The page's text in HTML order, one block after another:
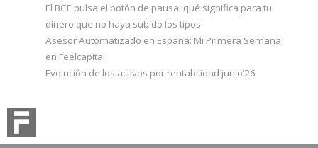
El BCE pulsa el botón de pausa: qué significa para tu
dinero que no haya subido los tipos
Asesor Automatizado en España: Mi Primera Semana
en Feelcapital
Evolución de los activos por rentabilidad junio’26